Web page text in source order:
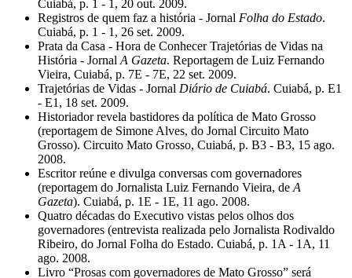
Cuiabá, p. 1 - 1, 20 out. 2009.
Registros de quem faz a história - Jornal Folha do Estado.
Cuiabá, p. 1 - 1, 26 set. 2009.
Prata da Casa - Hora de Conhecer Trajetórias de Vidas na
História - JornalA Gazeta. Reportagem de Luiz Fernando
Vieira, Cuiabá, p. 7E - 7E, 22 set. 2009.
Trajetórias de Vidas - Jornal Diário de Cuiabá. Cuiabá, p. E1
- E1, 18 set. 2009.
Historiador revela bastidores da política de Mato Grosso
(reportagem de Simone Alves, do Jornal Circuito Mato
Grosso). Circuito Mato Grosso, Cuiabá, p. B3 - B3, 15 ago.
2008.
Escritor reúne e divulga conversas com governadores
(reportagem do Jornalista Luiz Fernando Vieira, deA
Gazeta). Cuiabá, p. 1E - 1E, 11 ago. 2008.
Quatro décadas do Executivo vistas pelos olhos dos
governadores (entrevista realizada pelo Jornalista Rodivaldo
Ribeiro, do Jornal Folha do Estado. Cuiabá, p. 1A - 1A, 11
ago. 2008.
Livro “Prosas com governadores de Mato Grosso” será